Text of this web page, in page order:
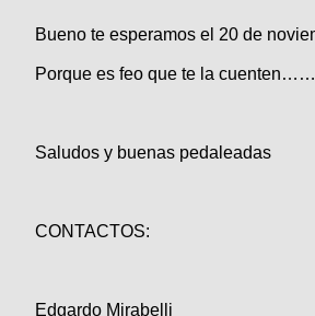
Bueno te esperamos el 20 de
Porque es feo que te la
Saludos y buenas pedaleadas
CONTACTOS:
Edgardo Mirabelli